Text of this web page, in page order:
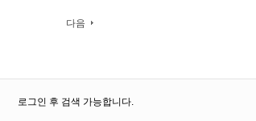
다음
로그인 후 검색 가능합니다.